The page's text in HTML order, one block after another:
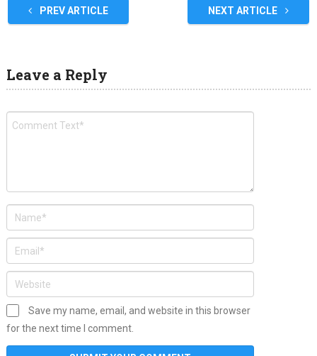
PREV ARTICLE NEXT ARTICLE
Leave a Reply
Save my name, email, and website in this browser
for the next time I comment.